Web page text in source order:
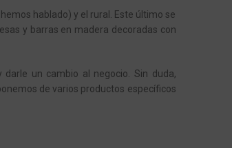
hablado) y el rural. Este último se
y barras en madera decoradas con
darle un cambio al negocio. Sin duda,
de varios productos específicos